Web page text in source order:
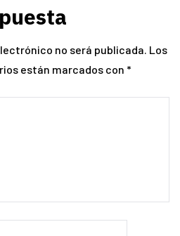
no será publicada. Los
están marcados con *